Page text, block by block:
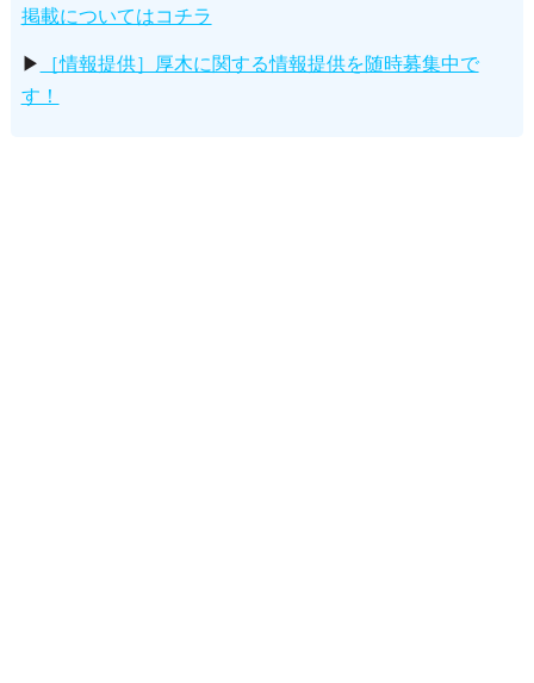
掲載についてはコチラ
▶
［情報提供］厚木に関する情報提供を随時募集中で
す！